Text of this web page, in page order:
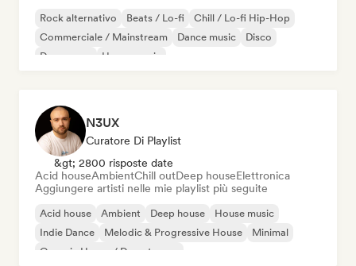
Rock alternativo Beats / Lo-fi
Chill / Lo-fi Hip-Hop
Commerciale / Mainstream
Dance music
Disco
Dream pop
House music
N3UX
Curatore Di Playlist
&gt; 2800 risposte date
Acid houseAmbientChill outDeep houseElettronica
Aggiungere artisti nelle mie playlist più seguite
Acid house Ambient Deep house
House music
Indie Dance
Melodic & Progressive House
Minimal
Organic House / Downtempo